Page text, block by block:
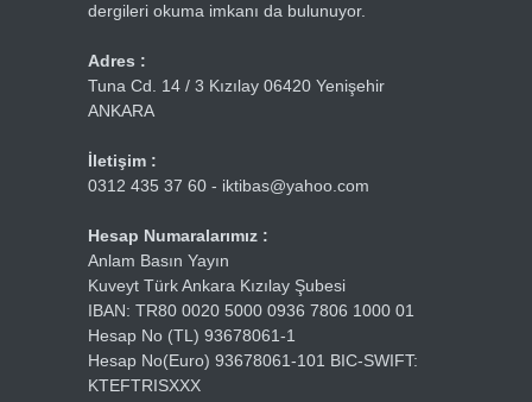
dergileri okuma imkanı da bulunuyor.
Adres :
Tuna Cd. 14 / 3 Kızılay 06420 Yenişehir
ANKARA
İletişim :
0312 435 37 60 - iktibas@yahoo.com
Hesap Numaralarımız :
Anlam Basın Yayın
Kuveyt Türk Ankara Kızılay Şubesi
IBAN: TR80 0020 5000 0936 7806 1000 01
Hesap No (TL) 93678061-1
Hesap No(Euro) 93678061-101 BIC-SWIFT:
KTEFTRISXXX